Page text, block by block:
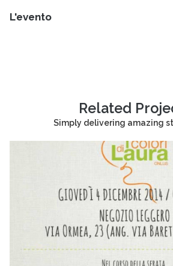
L'evento
Related
Simply delivering amazing